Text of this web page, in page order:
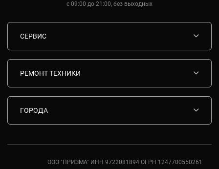
с 09:00 до 21:00, без выходных
СЕРВИС
Комплектующие
Контакты
РЕМОНТ ТЕХНИКИ
Ремонт кондиционеров Bosch
ГОРОДА
Санкт-Петербург
ООО "ПРИЗМА" ИНН 9722081894 ОГРН 1247700550261